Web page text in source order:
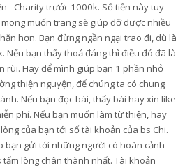
- Charity trước 1000k. Số tiền này tuy
muốn trang sẽ giúp đỡ được nhiều
hơn. Bạn đừng ngần ngại trao đi, dù là
Nếu bạn thấy thoả đáng thì điều đó đã là
rùi. Hãy để mình giúp bạn 1 phần nhỏ
thiện nguyện, để chúng ta có chung
Nếu bạn đọc bài, thấy bài hay xin like
phí. Nếu bạn muốn làm từ thiện, hãy
của bạn tới số tài khoản của bs Chi.
bạn gửi tới những người có hoàn cảnh
lòng chân thành nhất. Tài khoản